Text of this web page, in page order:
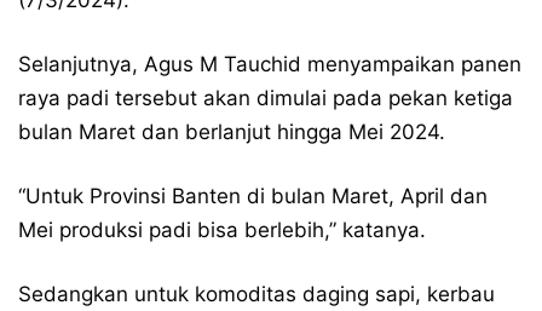
Selanjutnya, Agus M Tauchid menyampaikan panen
raya padi tersebut akan dimulai pada pekan ketiga
bulan Maret dan berlanjut hingga Mei 2024.
“Untuk Provinsi Banten di bulan Maret, April dan
Mei produksi padi bisa berlebih,” katanya.
Sedangkan untuk komoditas daging sapi, kerbau